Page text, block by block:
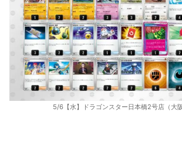
5/6【水】ドラゴンスター日本橋2号店（大阪